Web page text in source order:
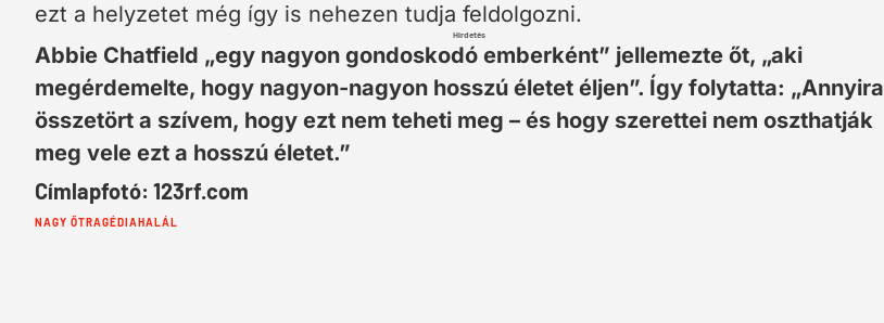
ezt a helyzetet még így is nehezen tudja feldolgozni.
Hirdetés
Abbie Chatfield „egy nagyon gondoskodó emberként” jellemezte őt, „aki
megérdemelte, hogy nagyon-nagyon hosszú életet éljen”. Így folytatta: „Annyira
összetört a szívem, hogy ezt nem teheti meg – és hogy szerettei nem oszthatják
meg vele ezt a hosszú életet.”
Címlapfotó: 123rf.com
Cimkék:
NAGY ŐTRAGÉDIAHALÁL